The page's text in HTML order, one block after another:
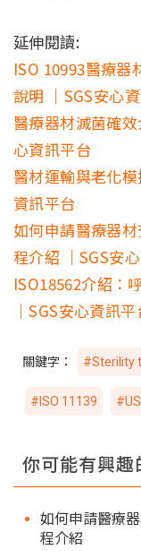
延伸閱讀:
ISO 10993醫療器
說明 ｜SGS安心
醫療器材滅菌確
心資訊平台
醫材運輸與老化
資訊平台
如何申請醫療器
程介紹 ｜SGS安
ISO18562介紹：
｜SGS安心資訊平
關鍵字： #Sterility
#ISO 11139
你可能有興趣
如何申請醫療
程介紹